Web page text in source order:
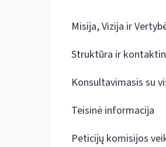
Misija, Vizija ir
Struktūra ir
Konsultavimasis su
Teisinė informacija
Peticijų komisijos